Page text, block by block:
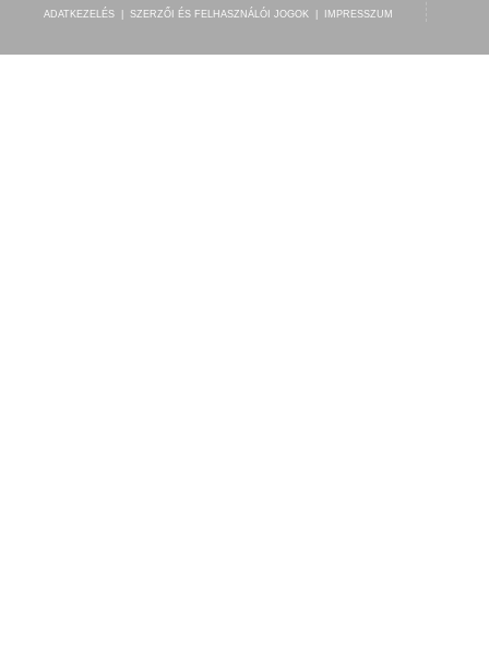
ADATKEZELÉS SZERZŐI ÉS FELHASZNÁLÓI JOGOK IMPRESSZUM